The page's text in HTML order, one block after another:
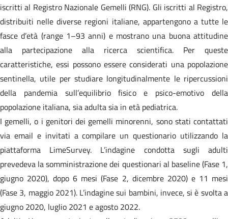
iscritti al Registro Nazionale Gemelli (RNG). Gli iscritti al Registro,
distribuiti nelle diverse regioni italiane, appartengono a tutte le
fasce d’età (range 1–93 anni) e mostrano una buona attitudine
alla partecipazione alla ricerca scientifica. Per queste
caratteristiche, essi possono essere considerati una popolazione
sentinella, utile per studiare longitudinalmente le ripercussioni
della pandemia sull’equilibrio fisico e psico-emotivo della
popolazione italiana, sia adulta sia in età pediatrica.
I gemelli, o i genitori dei gemelli minorenni, sono stati contattati
via email e invitati a compilare un questionario utilizzando la
piattaforma LimeSurvey. L’indagine condotta sugli adulti
prevedeva la somministrazione dei questionari al baseline (Fase 1,
giugno 2020), dopo 6 mesi (Fase 2, dicembre 2020) e 11 mesi
(Fase 3, maggio 2021). L’indagine sui bambini, invece, si è svolta a
giugno 2020, luglio 2021 e agosto 2022.